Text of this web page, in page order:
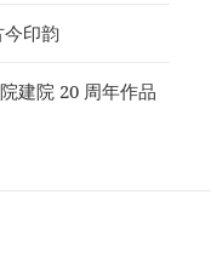
印韵
建院 20 周年作品